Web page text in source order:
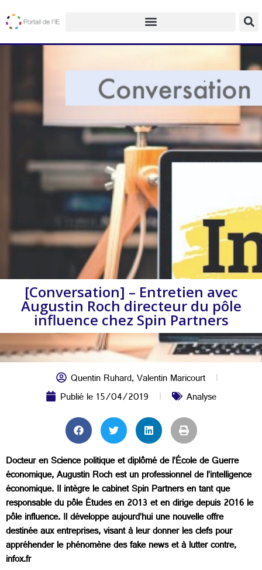
[Conversation] – Entretien avec
Augustin Roch directeur du pôle
influence chez Spin Partners
Quentin Ruhard,Valentin Maricourt
Publié le15/04/2019 Analyse
Docteur en Science politique et diplômé de l’École de Guerre
économique, Augustin Roch est un professionnel de l’intelligence
économique. Il intègre le cabinet Spin Partners en tant que
responsable du pôle Études en 2013 et en dirige depuis 2016 le
pôle influence. Il développe aujourd’hui une nouvelle offre
destinée aux entreprises, visant à leur donner les clefs pour
appréhender le phénomène des fake news et à lutter contre,
infox.fr